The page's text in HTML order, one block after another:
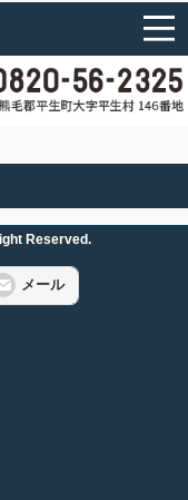
Reserved.
メール